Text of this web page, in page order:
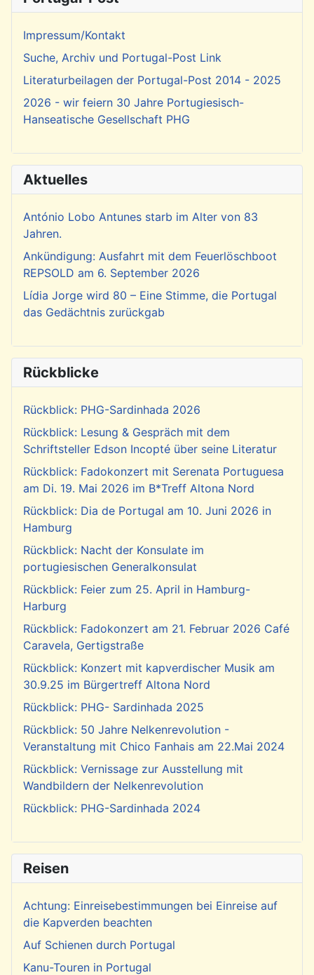
Impressum/Kontakt
Suche, Archiv und Portugal-Post Link
Literaturbeilagen der Portugal-Post 2014 - 2025
2026 - wir feiern 30 Jahre Portugiesisch-
Hanseatische Gesellschaft PHG
Aktuelles
António Lobo Antunes starb im Alter von 83
Jahren.
Ankündigung: Ausfahrt mit dem Feuerlöschboot
REPSOLD am 6. September 2026
Lídia Jorge wird 80 – Eine Stimme, die Portugal
das Gedächtnis zurückgab
Rückblicke
Rückblick: PHG-Sardinhada 2026
Rückblick: Lesung & Gespräch mit dem
Schriftsteller Edson Incopté über seine Literatur
Rückblick: Fadokonzert mit Serenata Portuguesa
am Di. 19. Mai 2026 im B*Treff Altona Nord
Rückblick: Dia de Portugal am 10. Juni 2026 in
Hamburg
Rückblick: Nacht der Konsulate im
portugiesischen Generalkonsulat
Rückblick: Feier zum 25. April in Hamburg-
Harburg
Rückblick: Fadokonzert am 21. Februar 2026 Café
Caravela, Gertigstraße
Rückblick: Konzert mit kapverdischer Musik am
30.9.25 im Bürgertreff Altona Nord
Rückblick: PHG- Sardinhada 2025
Rückblick: 50 Jahre Nelkenrevolution -
Veranstaltung mit Chico Fanhais am 22.Mai 2024
Rückblick: Vernissage zur Ausstellung mit
Wandbildern der Nelkenrevolution
Rückblick: PHG-Sardinhada 2024
Reisen
Achtung: Einreisebestimmungen bei Einreise auf
die Kapverden beachten
Auf Schienen durch Portugal
Kanu-Touren in Portugal